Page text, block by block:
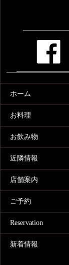
ホーム
お料理
お飲み物
近隣情報
店舗案内
ご予約
Reservation
新着情報